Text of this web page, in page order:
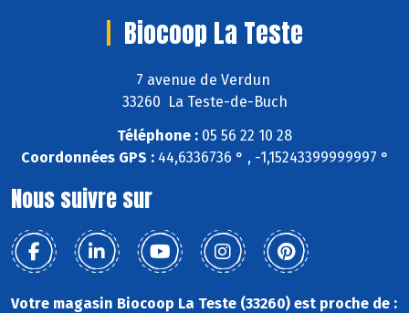
Biocoop La Teste
7 avenue de Verdun
33260 La Teste-de-Buch
Téléphone : 05 56 22 10 28
Coordonnées GPS :44,6336736 ° , -1,15243399999997 °
Nous suivre sur
Votre magasin Biocoop La Teste (33260) est proche de :